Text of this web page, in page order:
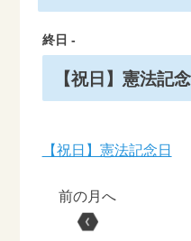
終日 -
【祝日】憲法記
【祝日】憲法記念日